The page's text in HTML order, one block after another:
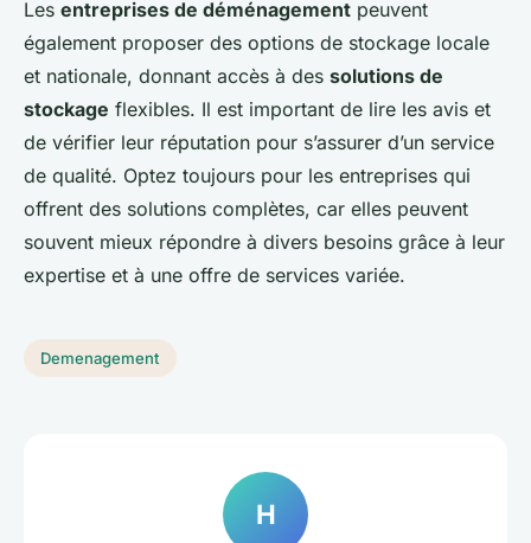
Les entreprises de déménagement peuvent
également proposer des options de stockage locale
et nationale, donnant accès à des solutions de
stockage flexibles. Il est important de lire les avis et
de vérifier leur réputation pour s’assurer d’un service
de qualité. Optez toujours pour les entreprises qui
offrent des solutions complètes, car elles peuvent
souvent mieux répondre à divers besoins grâce à leur
expertise et à une offre de services variée.
Demenagement
H